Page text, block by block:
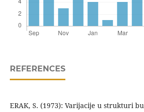
REFERENCES
ERAK, S. (1973): Varijacije u strukturi